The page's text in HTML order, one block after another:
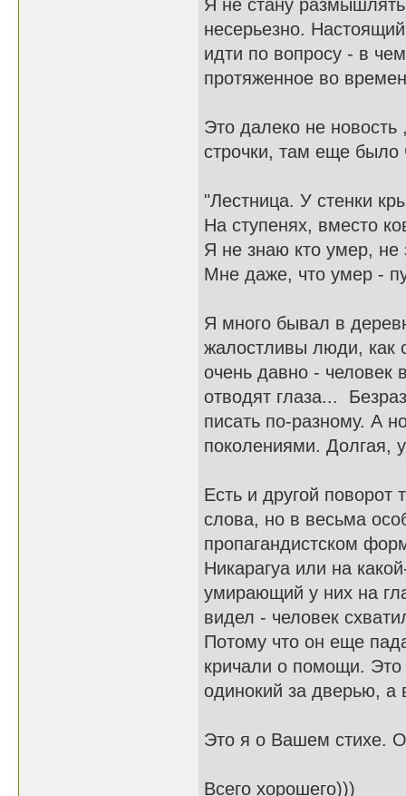
Я не стану
несерьезно.
идти по вопросу - в
протяженное во
Это далеко не
строчки, там еще
"Лестница. У стенки
На ступенях, вместо
Я не знаю кто умер, не
Мне даже, что умер -
Я много бывал в
жалостливы люди, как
очень давно - человек
отводят глаза...
писать по-разному. А
поколениями. Долгая,
Есть и другой
слова, но в весьма
пропагандистском
Никарагуа или на
умирающий у них на
видел - человек
Потому что он еще
кричали о помощи. Это
одинокий за дверью, а
Это я о Вашем стихе.
Всего хорошего)))